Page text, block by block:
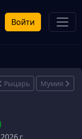
Войти
Рыцарь Мумия